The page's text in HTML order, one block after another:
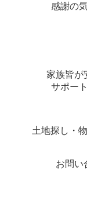
感謝の
家族皆が
サポー
土地探し・
お問い